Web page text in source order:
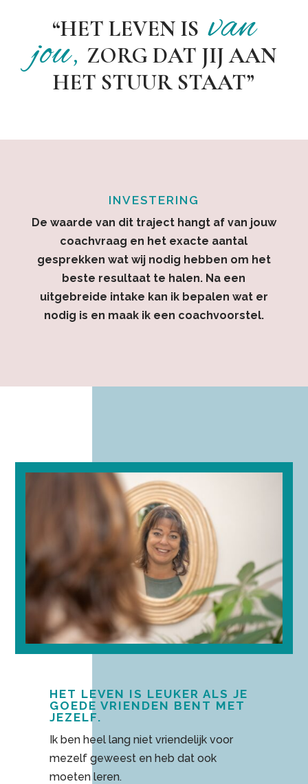
“HET LEVEN IS van
jou, ZORG DAT JIJ AAN
HET STUUR STAAT”
INVESTERING
De waarde van dit traject hangt af van jouw
coachvraag en het exacte aantal
gesprekken wat wij nodig hebben om het
beste resultaat te halen. Na een
uitgebreide intake kan ik bepalen wat er
nodig is en maak ik een coachvoorstel.
HET LEVEN IS LEUKER ALS JE
GOEDE VRIENDEN BENT MET
JEZELF.
Ik ben heel lang niet vriendelijk voor
mezelf geweest en heb dat ook
moeten leren.